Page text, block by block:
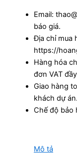
Email:
báo giá.
Địa chỉ mua
https://
Hàng hóa
đơn VAT
Giao hàng
khách dự án.
Chế độ bảo
Mô tả